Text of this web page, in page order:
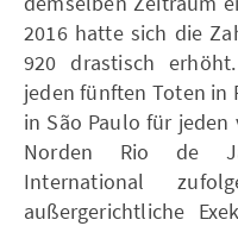
2016 hatte sich die
920 drastisch
jeden fünften Toten in
in São Paulo für jeden
Norden Rio de
International
außergerichtliche